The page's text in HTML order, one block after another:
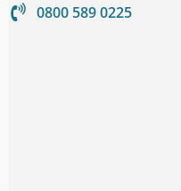
0800 589 0225